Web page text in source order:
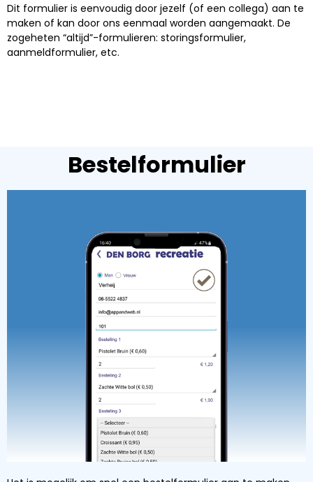
Dit formulier is eenvoudig door jezelf (of een collega) aan te
maken of kan door ons eenmaal worden aangemaakt. De
zogeheten “altijd”-formulieren: storingsformulier,
aanmeldformulier, etc.
Bestelformulier